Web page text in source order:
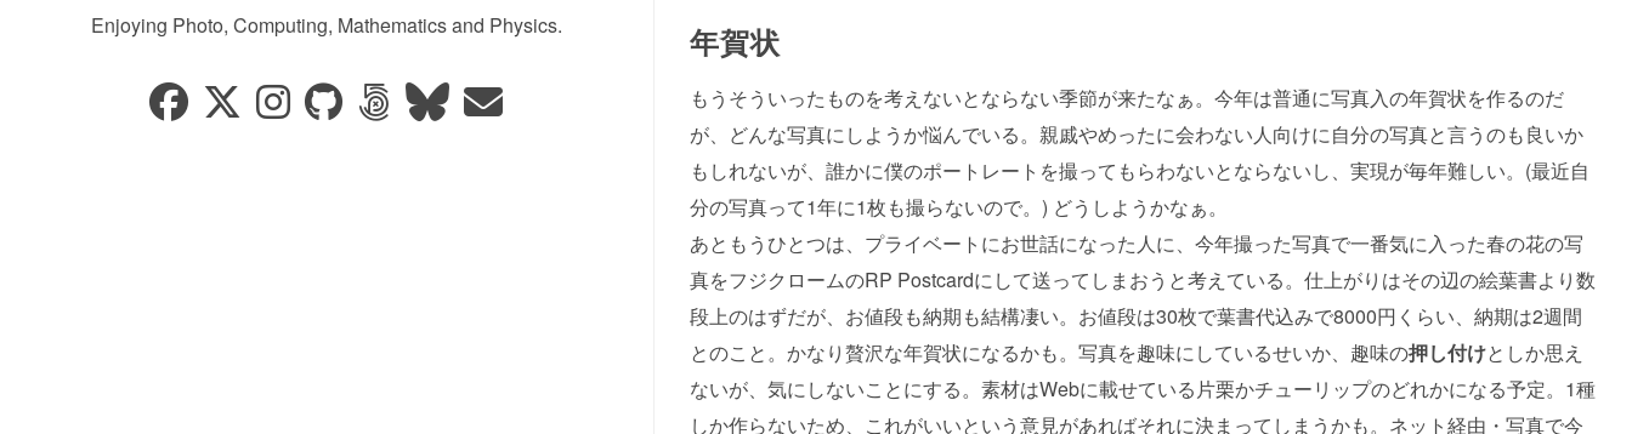
Enjoying Photo, Computing, Mathematics and Physics. 年賀状
もうそういったものを考えないとならない季節が来たなぁ。今年は普通に写真入の年賀状を作るのだ
が、どんな写真にしようか悩んでいる。親戚やめったに会わない人向けに自分の写真と言うのも良いか
もしれないが、誰かに僕のポートレートを撮ってもらわないとならないし、実現が毎年難しい。(最近自
分の写真って1年に1枚も撮らないので。) どうしようかなぁ。
あともうひとつは、プライベートにお世話になった人に、今年撮った写真で一番気に入った春の花の写
真をフジクロームのRP Postcardにして送ってしまおうと考えている。仕上がりはその辺の絵葉書より数
段上のはずだが、お値段も納期も結構凄い。お値段は30枚で葉書代込みで8000円くらい、納期は2週間
とのこと。かなり贅沢な年賀状になるかも。写真を趣味にしているせいか、趣味の押し付けとしか思え
ないが、気にしないことにする。素材はWebに載せている片栗かチューリップのどれかになる予定。1種
しか作らないため、これがいいという意見があればそれに決まってしまうかも。ネット経由・写真で今